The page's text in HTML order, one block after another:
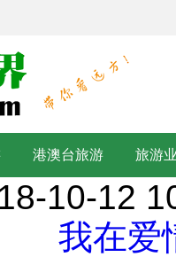
港澳台旅游 旅游
10-12
我在爱